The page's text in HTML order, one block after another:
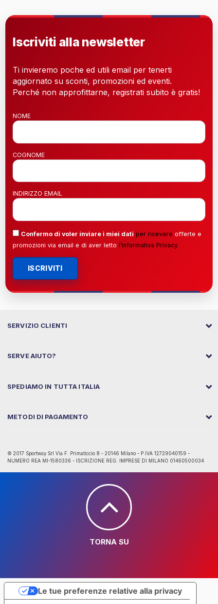
Iscriviti alla newsletter
Ti invieremo poche ed utili email per tenerti
aggiornato su sconti, promozioni ed eventi.
Perché non approfittarne, registrati subito è gratis!
NOME
COGNOME
INDIRIZZO EMAIL
Confermo di voler inviare i miei dati per ricevere offerte e
promozioni via email e di aver letto l’Informativa Privacy.
ISCRIVITI
SERVIZIO CLIENTI
SERVE AIUTO?
SPEDIAMO IN TUTTA ITALIA
METODI DI PAGAMENTO
© 2017 Sportway Srl Via F. Primaticcio 8 - 20146 Milano - P.IVA 12729040159 -
NUMERO REA MI-1580336 - ISCRIZIONE REG. IMPRESE DI MILANO 01460500034
TORNA SU
Le tue preferenze relative alla privacy